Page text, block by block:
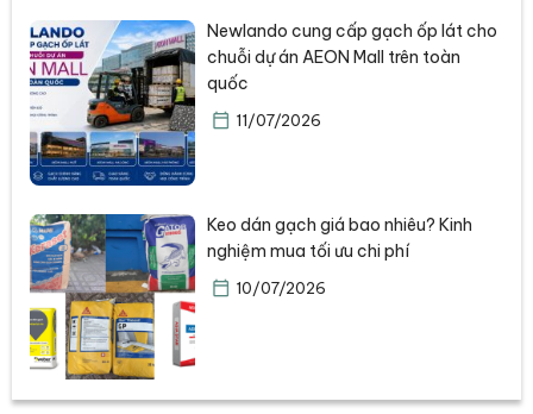
Newlando cung cấp gạch ốp lát cho
chuỗi dự án AEON Mall trên toàn
quốc
11/07/2026
Keo dán gạch giá bao nhiêu? Kinh
nghiệm mua tối ưu chi phí
10/07/2026